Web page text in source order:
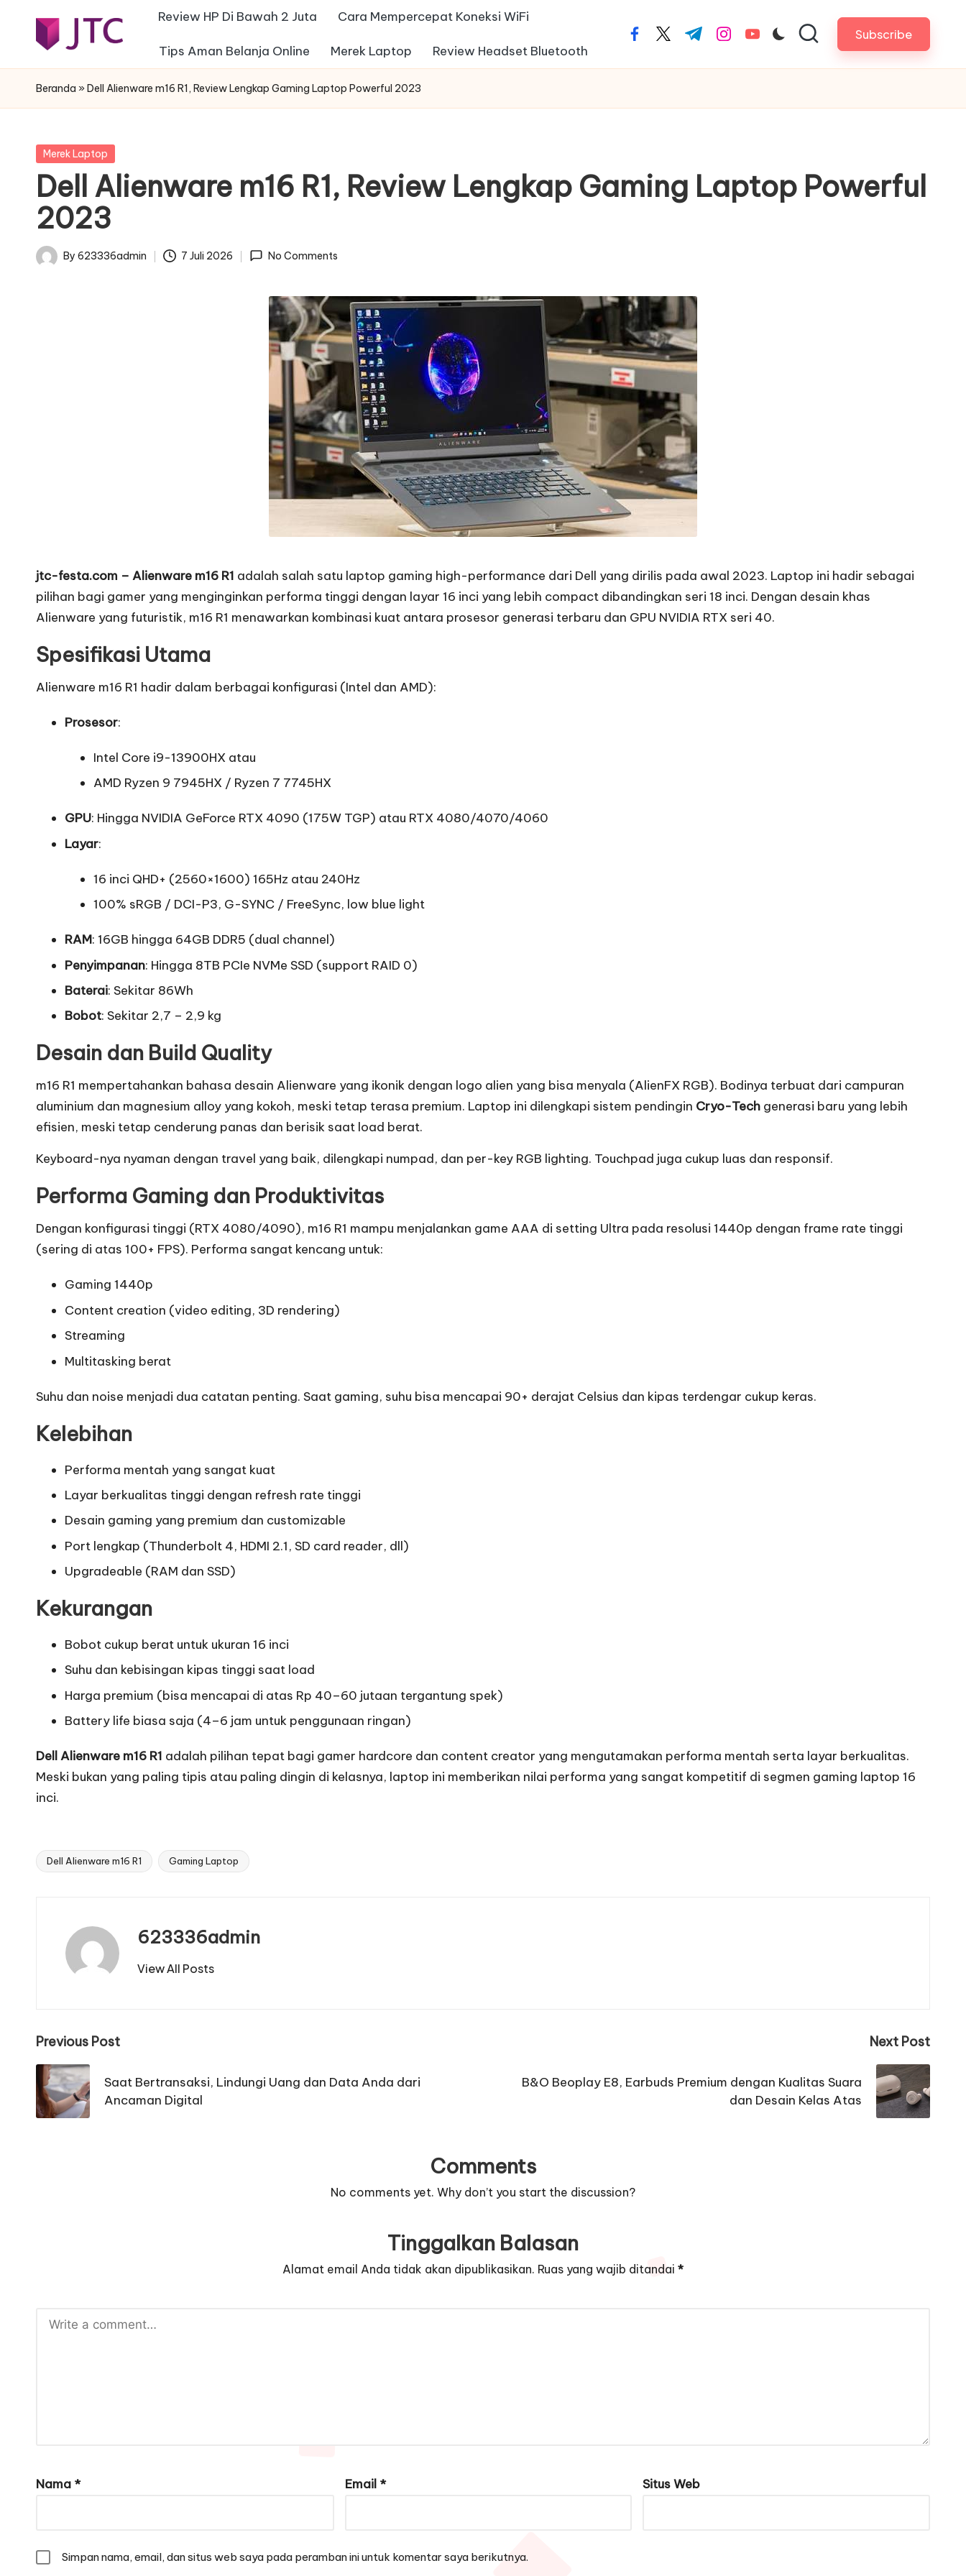
j
t
-
f
e
s
Interior
Rumah
Review HP Di Bawah 2 Juta Cara Mempercepat Koneksi WiFi
Tips Aman Belanja Online Merek Laptop Review Headset Bluetooth
facebook.com
twitter.com
t.me instagram.com
youtube.com Subscribe
Beranda » Dell Alienware m16 R1, Review Lengkap Gaming Laptop Powerful 2023
Posted
Merek Laptop
Dell Alienware m16 R1, Review Lengkap Gaming Laptop Powerful
2023
Posted
By 623336admin 7 Juli 2026 No Comments
jtc-festa.com – Alienware m16 R1 adalah salah satu laptop gaming high-performance dari Dell yang dirilis pada awal 2023. Laptop ini hadir sebagai
pilihan bagi gamer yang menginginkan performa tinggi dengan layar 16 inci yang lebih compact dibandingkan seri 18 inci. Dengan desain khas
Alienware yang futuristik, m16 R1 menawarkan kombinasi kuat antara prosesor generasi terbaru dan GPU NVIDIA RTX seri 40.
Spesifikasi Utama
Alienware m16 R1 hadir dalam berbagai konfigurasi (Intel dan AMD):
Prosesor:
Intel Core i9-13900HX atau
AMD Ryzen 9 7945HX / Ryzen 7 7745HX
GPU: Hingga NVIDIA GeForce RTX 4090 (175W TGP) atau RTX 4080/4070/4060
Layar:
16 inci QHD+ (2560×1600) 165Hz atau 240Hz
100% sRGB / DCI-P3, G-SYNC / FreeSync, low blue light
RAM: 16GB hingga 64GB DDR5 (dual channel)
Penyimpanan: Hingga 8TB PCIe NVMe SSD (support RAID 0)
Baterai: Sekitar 86Wh
Bobot: Sekitar 2,7 – 2,9 kg
Desain dan Build Quality
m16 R1 mempertahankan bahasa desain Alienware yang ikonik dengan logo alien yang bisa menyala (AlienFX RGB). Bodinya terbuat dari campuran
aluminium dan magnesium alloy yang kokoh, meski tetap terasa premium. Laptop ini dilengkapi sistem pendingin Cryo-Tech generasi baru yang lebih
efisien, meski tetap cenderung panas dan berisik saat load berat.
Keyboard-nya nyaman dengan travel yang baik, dilengkapi numpad, dan per-key RGB lighting. Touchpad juga cukup luas dan responsif.
Performa Gaming dan Produktivitas
Dengan konfigurasi tinggi (RTX 4080/4090), m16 R1 mampu menjalankan game AAA di setting Ultra pada resolusi 1440p dengan frame rate tinggi
(sering di atas 100+ FPS). Performa sangat kencang untuk:
Gaming 1440p
Content creation (video editing, 3D rendering)
Streaming
Multitasking berat
Suhu dan noise menjadi dua catatan penting. Saat gaming, suhu bisa mencapai 90+ derajat Celsius dan kipas terdengar cukup keras.
Kelebihan
Performa mentah yang sangat kuat
Layar berkualitas tinggi dengan refresh rate tinggi
Desain gaming yang premium dan customizable
Port lengkap (Thunderbolt 4, HDMI 2.1, SD card reader, dll)
Upgradeable (RAM dan SSD)
Kekurangan
Bobot cukup berat untuk ukuran 16 inci
Suhu dan kebisingan kipas tinggi saat load
Harga premium (bisa mencapai di atas Rp 40–60 jutaan tergantung spek)
Battery life biasa saja (4–6 jam untuk penggunaan ringan)
Dell Alienware m16 R1 adalah pilihan tepat bagi gamer hardcore dan content creator yang mengutamakan performa mentah serta layar berkualitas.
Meski bukan yang paling tipis atau paling dingin di kelasnya, laptop ini memberikan nilai performa yang sangat kompetitif di segmen gaming laptop 16
inci.
Tags:
Dell Alienware m16 R1 Gaming Laptop
623336admin
View All Posts
Post
navigation
Previous Post
Saat Bertransaksi, Lindungi Uang dan Data Anda dari
Ancaman Digital
Next Post
B&O Beoplay E8, Earbuds Premium dengan Kualitas Suara
dan Desain Kelas Atas
Comments
No comments yet. Why don’t you start the discussion?
Tinggalkan Balasan
Alamat email Anda tidak akan dipublikasikan. Ruas yang wajib ditandai *
Nama * Email * Situs Web
Simpan nama, email, dan situs web saya pada peramban ini untuk komentar saya berikutnya.